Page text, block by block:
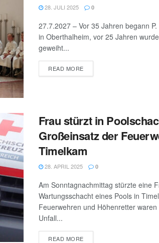
28. JULI 2025 0
27.7.2027 – Vor 35 Jahren begann
in Oberthalheim, vor 25 Jahren
geweiht...
READ MOREDETAILS
Frau stürzt in
Großeinsatz der
Timelkam
28. APRIL 2025 0
Am Sonntagnachmittag stürzte eine
Wartungsschacht eines Pools in
Feuerwehren und Höhenretter waren
Unfall...
READ MOREDETAILS